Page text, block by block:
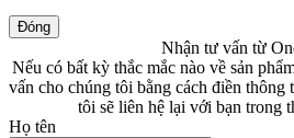
Đóng
Nhận tư vấn từ
Nếu có bất kỳ thắc mắc nào về sản
vấn cho chúng tôi bằng cách điền thông
tôi sẽ liên hệ lại với bạn trong
Họ tên